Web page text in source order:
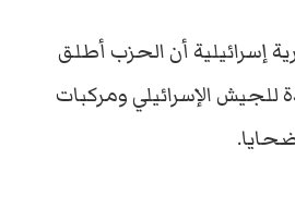
إسرائيلية أن الحزب أطلق
للجيش الإسرائيلي ومركبات